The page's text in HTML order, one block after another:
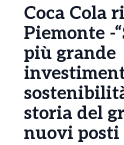
Coca Cola
Piemonte -
più grande
storia del
nuovi